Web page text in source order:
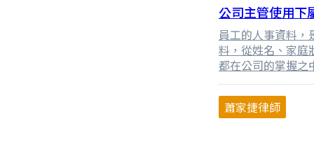
公司主管使用下
員工的人事資料
料，從姓名、家庭
都在公司的掌握之
正在保管、利用這
是各個部門的主管
或知悉下屬的部
蕭家捷律師